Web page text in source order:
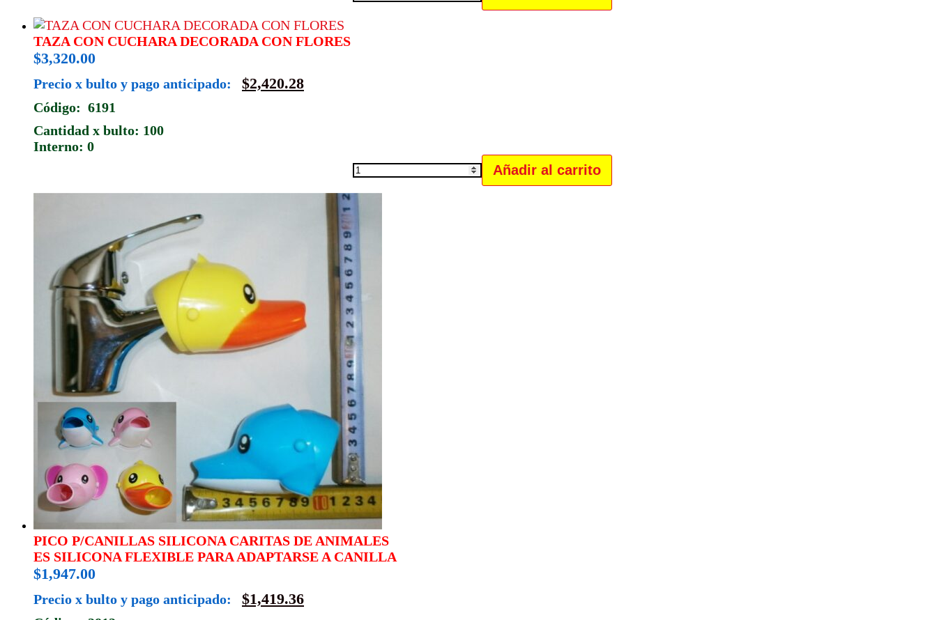
TAZA CON CUCHARA DECORADA CON FLORES
$3,320.00
Precio x bulto y pago anticipado: $2,420.28
Código: 6191
Cantidad x bulto: 100
Interno: 0
TAZA
CON
DECORADA
CON
FLORES
cantidad
Añadir al carrito
PICO P/CANILLAS SILICONA CARITAS DE ANIMALES
ES SILICONA FLEXIBLE PARA ADAPTARSE A CANILLA
$1,947.00
Precio x bulto y pago anticipado: $1,419.36